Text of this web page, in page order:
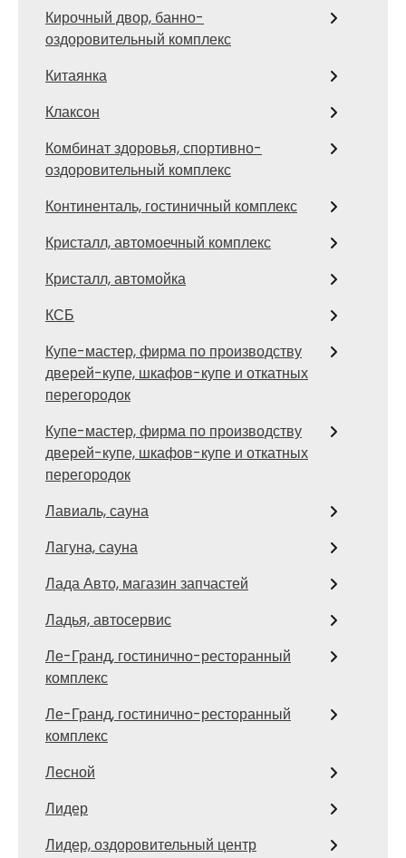
Кирочный двор, банно-
оздоровительный комплекс
Китаянка
Клаксон
Комбинат здоровья, спортивно-
оздоровительный комплекс
Континенталь, гостиничный комплекс
Кристалл, автомоечный комплекс
Кристалл, автомойка
КСБ
Купе-мастер, фирма по производству
дверей-купе, шкафов-купе и откатных
перегородок
Купе-мастер, фирма по производству
дверей-купе, шкафов-купе и откатных
перегородок
Лавиаль, сауна
Лагуна, сауна
Лада Авто, магазин запчастей
Ладья, автосервис
Ле-Гранд, гостинично-ресторанный
комплекс
Ле-Гранд, гостинично-ресторанный
комплекс
Лесной
Лидер
Лидер, оздоровительный центр